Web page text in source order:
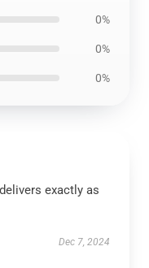
0%
0%
0%
exactly as
Dec 7, 2024